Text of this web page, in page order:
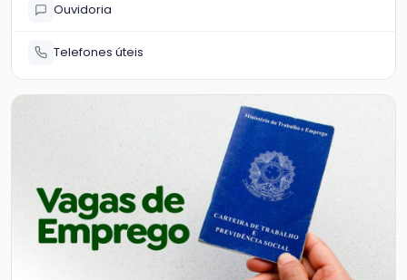
Ouvidoria
Telefones úteis